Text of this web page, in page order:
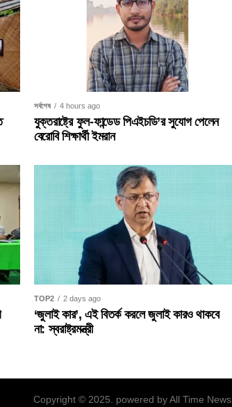
সর্বশেষ 4 hours ago
যুক্তরাষ্ট্রে ফুল-ফান্ডেড পিএইচডি’র সুযোগ পেলেন
বেরোবি শিক্ষার্থী ইমরান
TOP2 2 days ago
‘জুলাই কার’, এই বিতর্ক করলে জুলাই কারও থাকবে
না: স্বরাষ্ট্রমন্ত্রী
Copyright © 2025. powered by All Time News.